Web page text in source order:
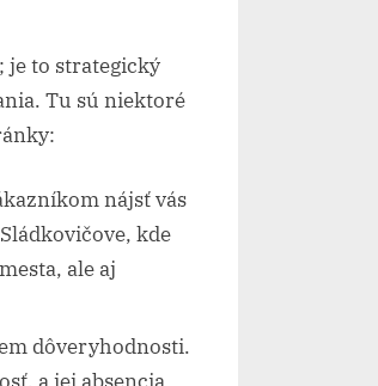
je to strategický
Tu sú niektoré
nájsť vás
kde
ale aj
dôveryhodnosti.